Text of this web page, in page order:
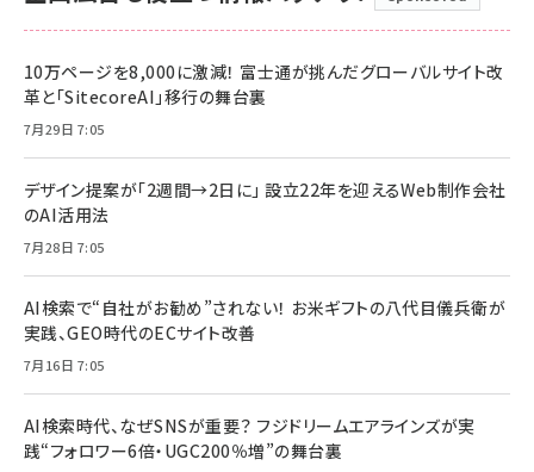
10万ページを8,000に激減！ 富士通が挑んだグローバルサイト改
革と「SitecoreAI」移行の舞台裏
7月29日 7:05
デザイン提案が「2週間→2日に」 設立22年を迎えるWeb制作会社
のAI活用法
7月28日 7:05
AI検索で“自社がお勧め”されない！ お米ギフトの八代目儀兵衛が
実践、GEO時代のECサイト改善
7月16日 7:05
AI検索時代、なぜSNSが重要？ フジドリームエアラインズが実
践“フォロワー6倍・UGC200％増”の舞台裏